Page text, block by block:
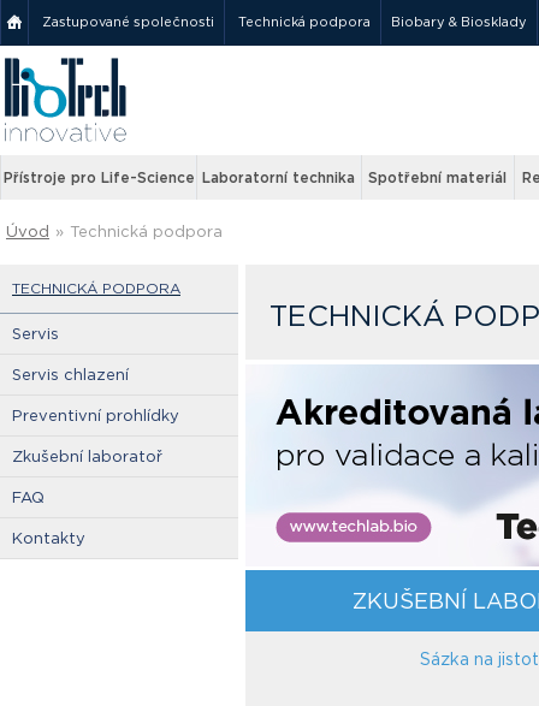
Zastupované společnosti Technická podpora Biobary & Biosklady
Přístroje pro Life-Science Laboratorní technika Spotřební materiál
Úvod » Technická podpora
TECHNICKÁ PODPORA
Servis
Servis chlazení
Preventivní prohlídky
Zkušební laboratoř
FAQ
Kontakty
TECHNICKÁ
ZKUŠEBNÍ
Sázka na